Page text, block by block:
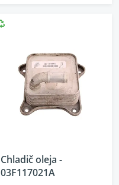
Chladič oleja -
03F117021A